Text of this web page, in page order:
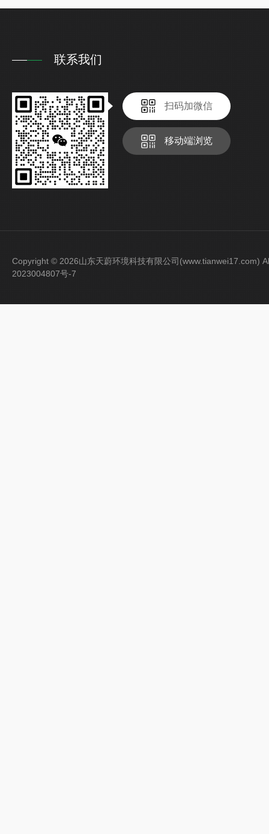
联系我们
扫码加微信
移动端浏览
Copyright © 2026山东天蔚环境科技有限公司(www.tianwei17.com)
2023004807号-7